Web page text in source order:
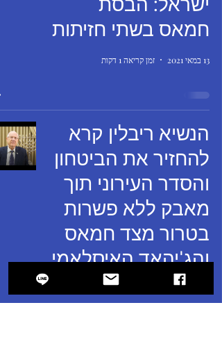
חמאס בשתי חזיתות
13 במאי 2021 זמן קריאה 1 דקות
הנשיא ריבלין קרא
להחזיר את הביטחון
והסדר העירוני תוך
מאבק ללא פשרות
בטרור מצד חמאס
והג'יהאד האיסלאמי